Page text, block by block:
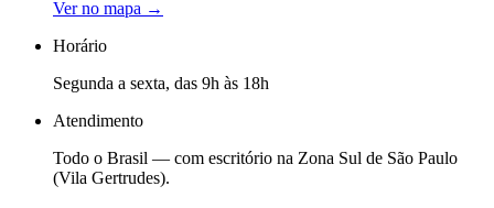
Ver no mapa →
Horário
Segunda a sexta, das 9h às 18h
Atendimento
Todo o Brasil — com escritório na Zona Sul de São Paulo
(Vila Gertrudes).